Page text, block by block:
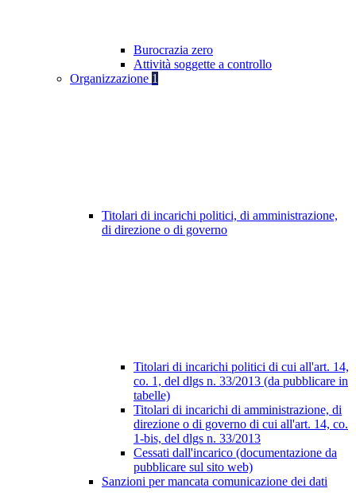
Burocrazia zero
Attività soggette a controllo
Organizzazione 1
Titolari di incarichi politici, di amministrazione,
di direzione o di governo
Titolari di incarichi politici di cui all'art. 14,
co. 1, del dlgs n. 33/2013 (da pubblicare in
tabelle)
Titolari di incarichi di amministrazione, di
direzione o di governo di cui all'art. 14, co.
1-bis, del dlgs n. 33/2013
Cessati dall'incarico (documentazione da
pubblicare sul sito web)
Sanzioni per mancata comunicazione dei dati